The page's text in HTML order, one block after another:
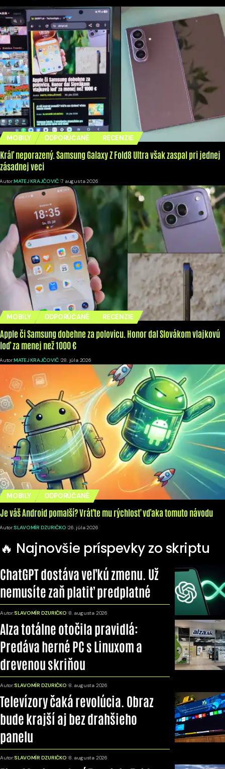
MOBILY ODPORÚČANÉ RECENZIE
Kráľ neporazený. Samsung Galaxy Z Fold8 Ultra však zaspal pri jednej
zásadnej veci
Autor:MATEJ KRAJČOVIČ 7. augusta 2026
MOBILY ODPORÚČANÉ RECENZIE
Apple či Samsung dobehne za polovicu. Honor dal Slovákom vlajkovú
loď za menej než 1000 €
Autor:MATEJ KRAJČOVIČ 28. júla 2026
MOBILY ODPORÚČANÉ
Je váš Android pomalší? Vráťte mu rýchlosť vďaka tomuto návodu
Autor:SLAVOMÍR DZURIČKO 26. júla 2026
🔥 Najnovšie príspevky zo skriptu
ChatGPT dostáva veľkú zmenu. Už
nemusíte zaň platiť predplatné
Autor:SLAVOMÍR DZURIČKO 8. augusta 2026
Alza totálne otočila pravidlá:
Predáva herné PC s Linuxom a
drevenou skriňou
Autor:SLAVOMÍR DZURIČKO 8. augusta 2026
Televízory čaká revolúcia. Obraz
bude krajší aj bez drahšieho
panelu
Autor:SLAVOMÍR DZURIČKO 8. augusta 2026